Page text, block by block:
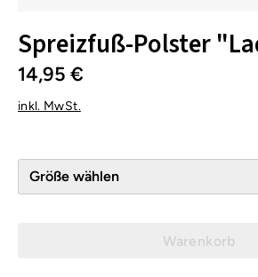
Spreizfuß-Polster
14,95 €
inkl. MwSt.
Größe wählen
Warenkorb